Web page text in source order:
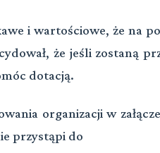
i wartościowe, że na
że jeśli zostaną
dotacją.
organizacji w
przystąpi do